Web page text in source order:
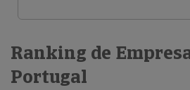
Ranking de
Portugal